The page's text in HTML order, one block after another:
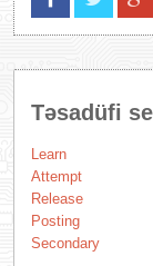
Təsadüfi
Learn
Attempt
Release
Posting
Secondary